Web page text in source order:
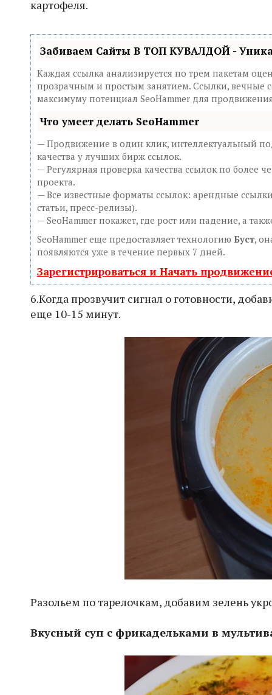
картофеля.
Забиваем Сайты В ТОП КУВАЛДОЙ -
Каждая ссылка анализируется по трем пакетам
прозрачным и простым занятием. Ссылки, вечные
максимуму потенциал SeoHammer для
Что умеет делать SeoHammer
— Продвижение в один клик, интеллектуальный
качества у лучших бирж ссылок.
— Регулярная проверка качества ссылок по более
проекта.
— Все известные форматы ссылок: арендные
статьи, пресс-релизы).
— SeoHammer покажет, где рост или падение, а
SeoHammer еще предоставляет технологию Буст,
появляются уже в течение первых 7 дней.
Зарегистрироваться и Начать
6.Когда прозвучит сигнал о готовности,
еще 10-15 минут.
Разольем по тарелочкам, добавим зелень
Вкусный суп с фрикадельками в